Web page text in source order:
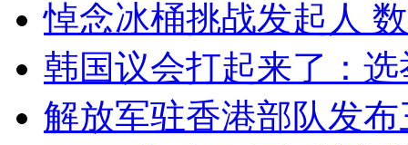
悼念冰桶挑战发起人
韩国议会打起来了：
解放军驻香港部队发